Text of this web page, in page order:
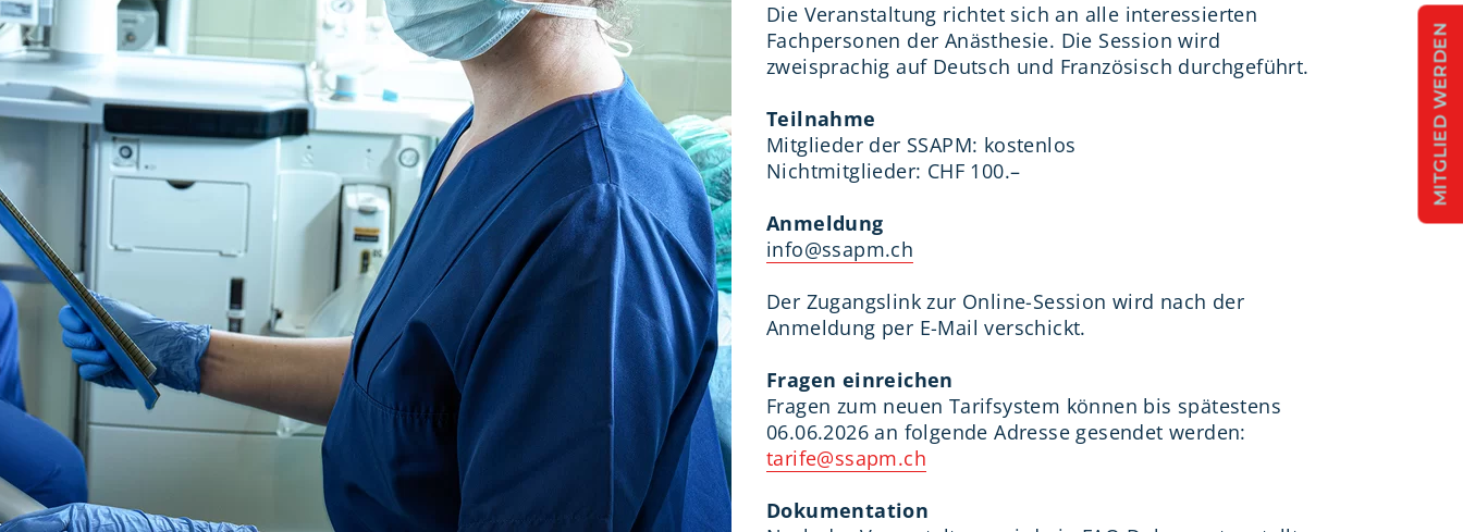
MITGLIED WERDEN
Die Veranstaltung richtet sich an alle interessierten
Fachpersonen der Anästhesie. Die Session wird
zweisprachig auf Deutsch und Französisch durchgeführt.
Teilnahme
Mitglieder der SSAPM: kostenlos
Nichtmitglieder: CHF 100.–
Anmeldung
info@ssapm.ch
Der Zugangslink zur Online-Session wird nach der
Anmeldung per E-Mail verschickt.
Fragen einreichen
Fragen zum neuen Tarifsystem können bis spätestens
06.06.2026 an folgende Adresse gesendet werden:
tarife@ssapm.ch
Dokumentation